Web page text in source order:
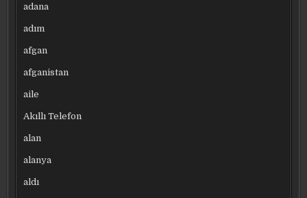
adana
adım
afgan
afganistan
aile
Akıllı Telefon
alan
alanya
aldı